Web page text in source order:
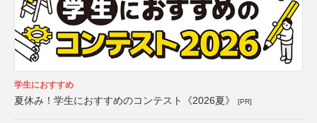
学生におすすめ
夏休み！学生におすすめのコンテスト《2026夏》 [PR]